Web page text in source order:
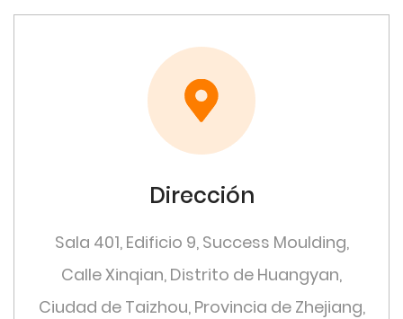
Dirección
Sala 401, Edificio 9, Success Moulding,
Calle Xinqian, Distrito de Huangyan,
Ciudad de Taizhou, Provincia de Zhejiang,